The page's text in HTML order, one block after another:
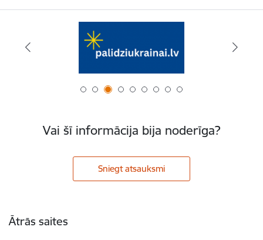
Vai šī informācija bija noderīga?
Sniegt atsauksmi
Ātrās saites